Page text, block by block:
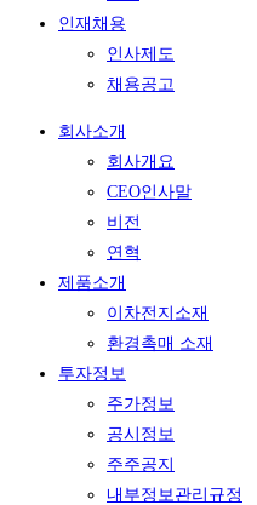
인재채용
인사제도
채용공고
회사소개
회사개요
CEO인사말
비전
연혁
제품소개
이차전지소재
환경촉매 소재
투자정보
주가정보
공시정보
주주공지
내부정보관리규정